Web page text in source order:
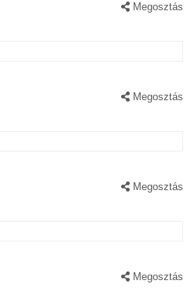
Megosztás
Megosztás
Megosztás
Megosztás